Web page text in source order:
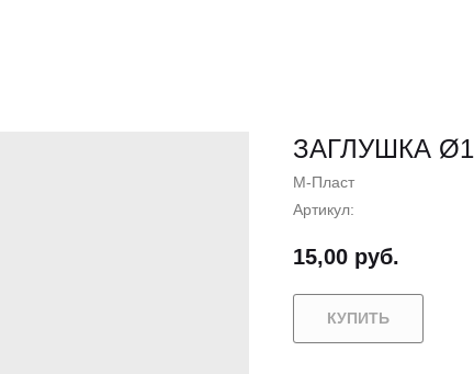
ЗАГЛУШКА
М-Пласт
Артикул:
15,00 руб.
КУПИТЬ